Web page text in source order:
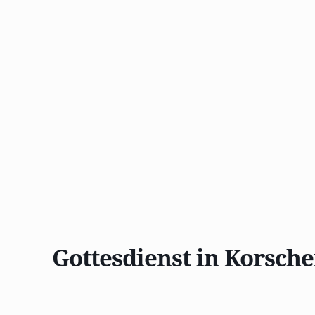
Gottesdienst in